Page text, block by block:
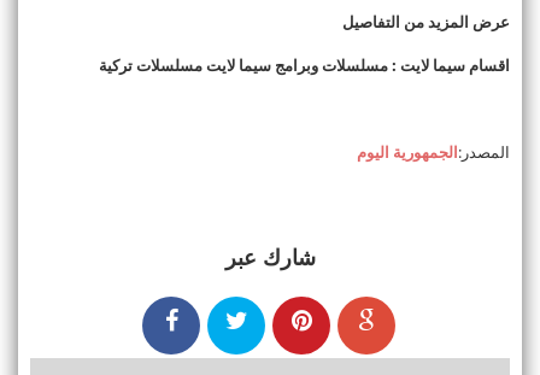
عرض المزيد من التفاصيل
اقسام سيما لايت : مسلسلات وبرامج سيما لايت مسلسلات تركية
المصدر:الجمهورية اليوم
شارك عبر